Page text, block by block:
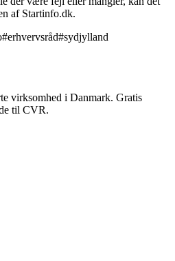
af Startinfo.dk.
#erhvervsråd#sydjylland
virksomhed i Danmark. Gratis
til CVR.